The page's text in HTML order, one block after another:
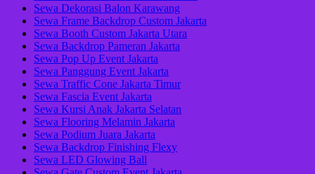
Sewa Dekorasi Balon Karawang
Sewa Frame Backdrop Custom Jakarta
Sewa Booth Custom Jakarta Utara
Sewa Backdrop Pameran Jakarta
Sewa Pop Up Event Jakarta
Sewa Panggung Event Jakarta
Sewa Traffic Cone Jakarta Timur
Sewa Fascia Event Jakarta
Sewa Kursi Anak Jakarta Selatan
Sewa Flooring Melamin Jakarta
Sewa Podium Juara Jakarta
Sewa Backdrop Finishing Flexy
Sewa LED Glowing Ball